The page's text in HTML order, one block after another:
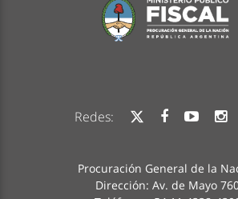
Redes:
Procuración General de la
Dirección: Av. de Mayo